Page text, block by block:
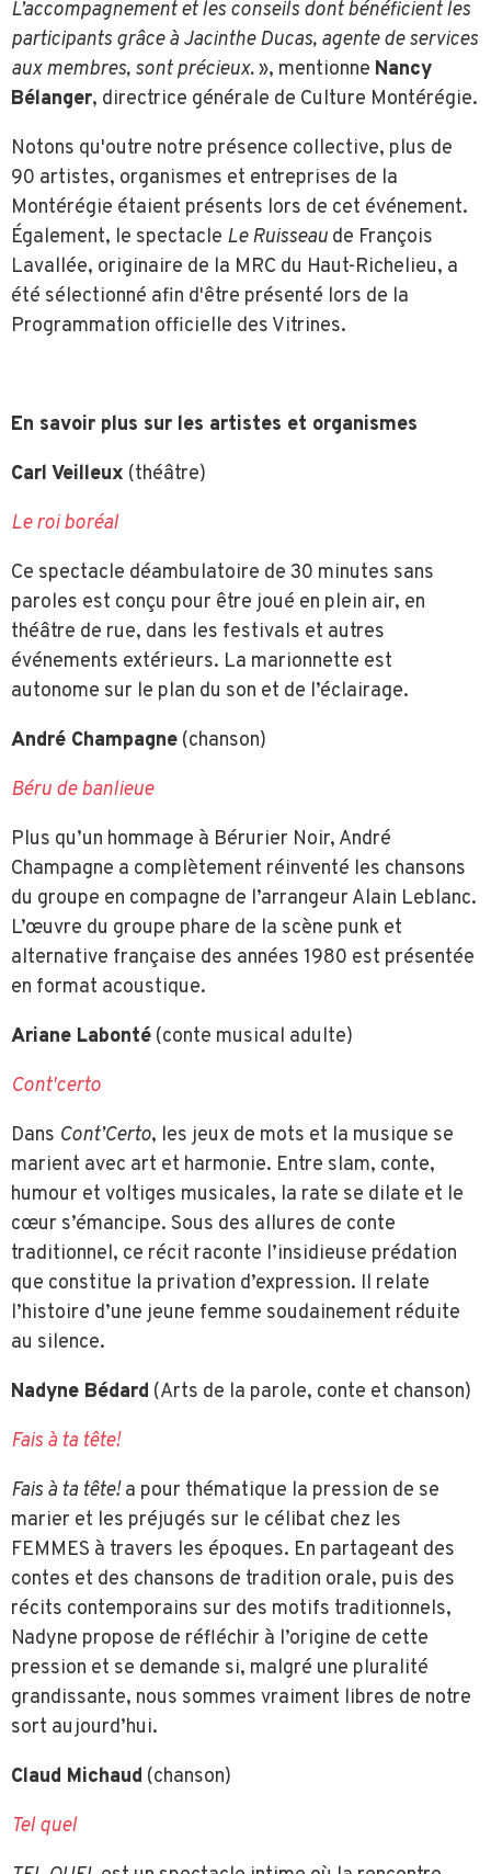
L’accompagnement et les conseils dont bénéficient les
participants grâce à Jacinthe Ducas, agente de services
aux membres, sont précieux.», mentionne Nancy
Bélanger, directrice générale de Culture Montérégie.
Notons qu'outre notre présence collective, plus de
90 artistes, organismes et entreprises de la
Montérégie étaient présents lors de cet événement.
Également, le spectacle Le Ruisseau de François
Lavallée, originaire de la MRC du Haut-Richelieu, a
été sélectionné afin d'être présenté lors de la
Programmation officielle des Vitrines.
En savoir plus sur les artistes et organismes
Carl Veilleux (théâtre)
Le roi boréal
Ce spectacle déambulatoire de 30 minutes sans
paroles est conçu pour être joué en plein air, en
théâtre de rue, dans les festivals et autres
événements extérieurs. La marionnette est
autonome sur le plan du son et de l’éclairage.
André Champagne (chanson)
Béru de banlieue
Plus qu’un hommage à Bérurier Noir, André
Champagne a complètement réinventé les chansons
du groupe en compagne de l’arrangeur Alain Leblanc.
L’œuvre du groupe phare de la scène punk et
alternative française des années 1980 est présentée
en format acoustique.
Ariane Labonté (conte musical adulte)
Cont'certo
Dans Cont’Certo, les jeux de mots et la musique se
marient avec art et harmonie. Entre slam, conte,
humour et voltiges musicales, la rate se dilate et le
cœur s’émancipe. Sous des allures de conte
traditionnel, ce récit raconte l’insidieuse prédation
que constitue la privation d’expression. Il relate
l’histoire d’une jeune femme soudainement réduite
au silence.
Nadyne Bédard (Arts de la parole, conte et chanson)
Fais à ta tête!
Fais à ta tête!a pour thématique la pression de se
marier et les préjugés sur le célibat chez les
FEMMES à travers les époques. En partageant des
contes et des chansons de tradition orale, puis des
récits contemporains sur des motifs traditionnels,
Nadyne propose de réfléchir à l’origine de cette
pression et se demande si, malgré une pluralité
grandissante, nous sommes vraiment libres de notre
sort aujourd’hui.
Claud Michaud (chanson)
Tel quel